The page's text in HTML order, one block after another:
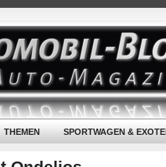
THEMEN SPORTWAGEN &